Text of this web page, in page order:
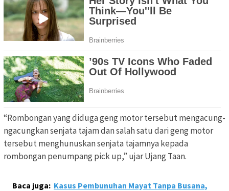
“Rombongan yang diduga geng motor tersebut mengacung-
ngacungkan senjata tajam dan salah satu dari geng motor
tersebut menghunuskan senjata tajamnya kepada
rombongan penumpang pick up,” ujar Ujang Taan.
Baca juga: Kasus Pembunuhan Mayat Tanpa Busana,